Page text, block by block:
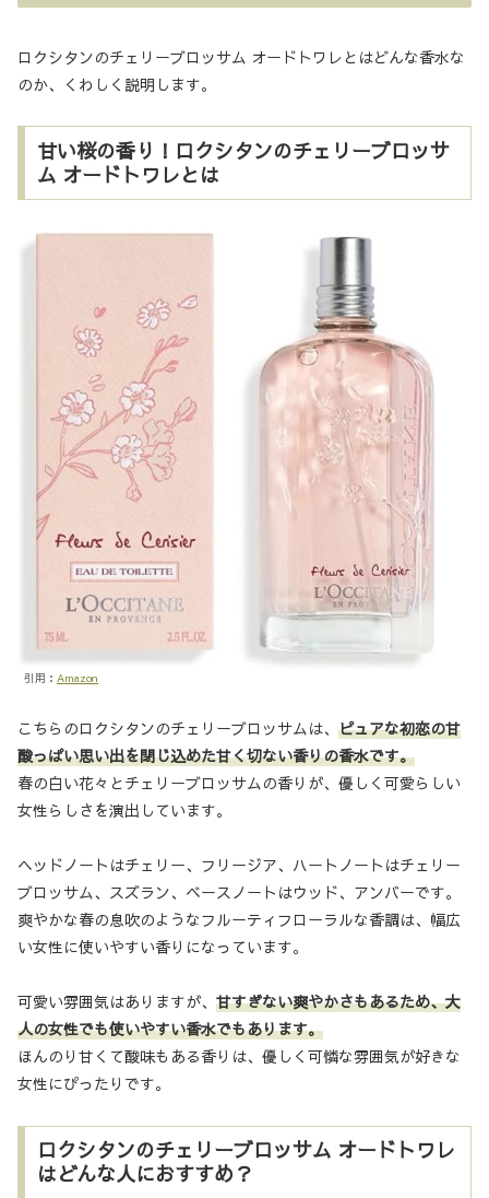
ロクシタンのチェリーブロッサム オードトワレとはどんな香水な
のか、くわしく説明します。
甘い桜の香り！ロクシタンのチェリーブロッサ
ム オードトワレとは
引用： Amazon
こちらのロクシタンのチェリーブロッサムは、 ピュアな初恋の甘
酸っぱい思い出を閉じ込めた甘く切ない香りの香水です。
春の白い花々とチェリーブロッサムの香りが、優しく可愛らしい
女性らしさを演出しています。
ヘッドノートはチェリー、フリージア、ハートノートはチェリー
ブロッサム、スズラン、ベースノートはウッド、アンバーです。
爽やかな春の息吹のようなフルーティフローラルな香調は、幅広
い女性に使いやすい香りになっています。
可愛い雰囲気はありますが、 甘すぎない爽やかさもあるため、大
人の女性でも使いやすい香水でもあります。
ほんのり甘くて酸味もある香りは、優しく可憐な雰囲気が好きな
女性にぴったりです。
ロクシタンのチェリーブロッサム オードトワレ
はどんな人におすすめ？